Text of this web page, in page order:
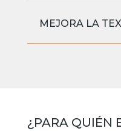
MEJORA LA
¿PARA QUIÉN